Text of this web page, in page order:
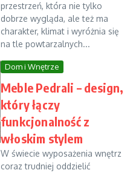
przestrzeń, która nie tylko
dobrze wygląda, ale też ma
charakter, klimat i wyróżnia się
na tle powtarzalnych...
Dom i Wnętrze
Meble Pedrali – design,
który łączy
funkcjonalność z
włoskim stylem
W świecie wyposażenia wnętrz
coraz trudniej oddzielić